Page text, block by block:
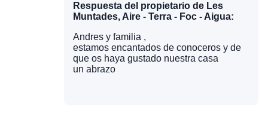
Respuesta del propietario de Les
Muntades, Aire - Terra - Foc - Aigua:
Andres y familia ,
estamos encantados de conoceros y de
que os haya gustado nuestra casa
un abrazo